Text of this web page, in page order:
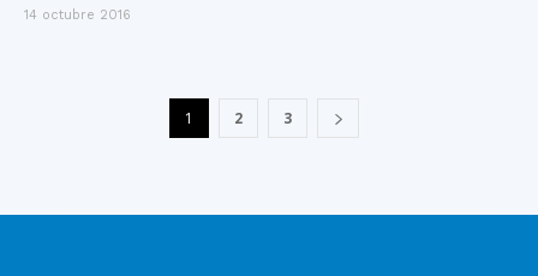
14 octubre 2016
1 2 3